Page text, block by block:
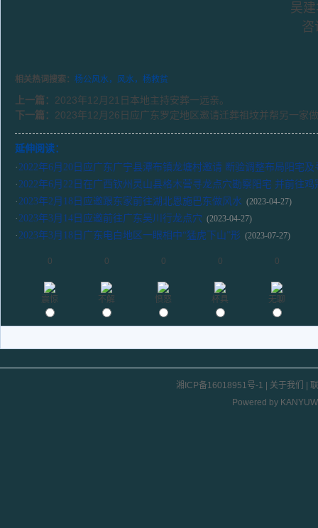
吴
咨
相关热词搜索： 杨公风水，风水，杨救贫
上一篇： 2023年12月21日本地主持安葬一远亲。
下一篇： 2023年12月26日应广东罗定地区邀请迁葬祖坟并帮另一家
延伸阅读：
·2022年6月20日应广东广宁县潭布镇龙塘村邀请 断验调整布局阳宅及
·2022年6月22日在广西钦州灵山县格木营寻龙点穴勘察阳宅 并前往
·2023年2月18日应邀跟东家前往湖北恩施巴东做风水 (2023-04-27)
·2023年3月14日应邀前往广东吴川行龙点穴 (2023-04-27)
·2023年3月18日广东电白地区一眼相中“猛虎下山”形 (2023-07-27)
0
震惊
0
不解
0
愤怒
0
杯具
0
无聊
湘ICP备16018951号-1 关于我们
Powered by KANYUW